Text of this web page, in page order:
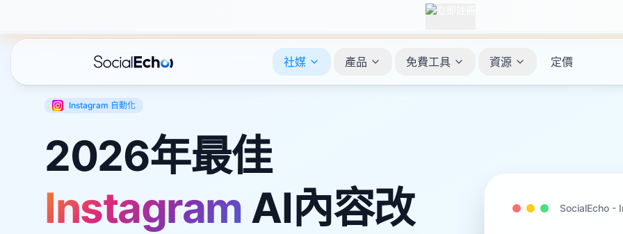
社媒 產品 免費工具 資源 定價
Instagram 自動化
2026年最佳
Instagram AI內容改
SocialEcho -